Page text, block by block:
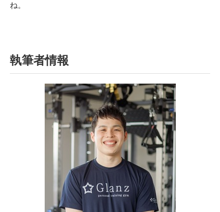
ね。
執筆者情報